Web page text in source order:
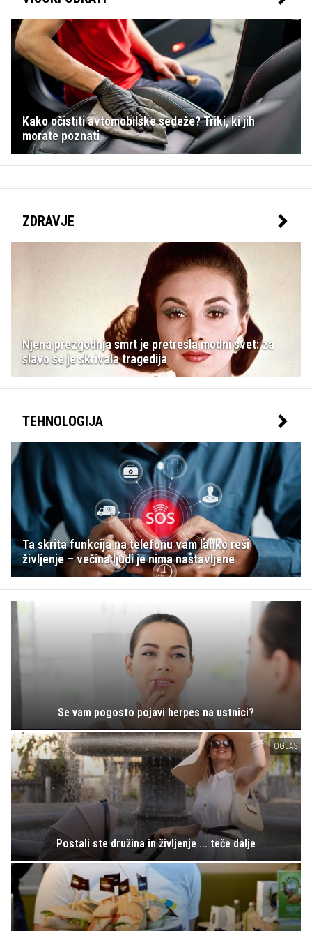
Kako očistiti avtomobilske sedeže? Triki, ki jih
morate poznati
ZDRAVJE
Njena prezgodnja smrt je pretresla modni svet: za
slavo se je skrivala tragedija
TEHNOLOGIJA
Ta skrita funkcija na telefonu vam lahko reši
življenje – večina ljudi je nima nastavljene
Se vam pogosto pojavi herpes na ustnici?
OGLAS
Postali ste družina in življenje ... teče dalje